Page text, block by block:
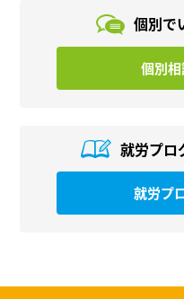
個別で
個別
就労プロ
就労プ